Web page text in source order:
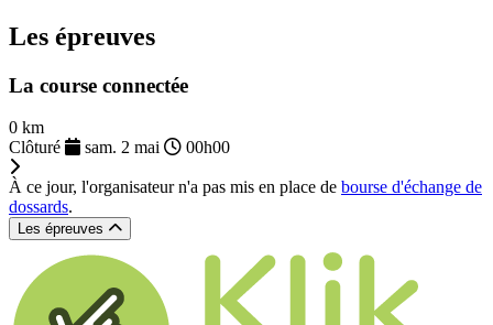
Les épreuves
La course connectée
0 km
Clôturé
sam. 2 mai 00h00
À ce jour, l'organisateur n'a pas mis en place de bourse d'échange de
dossards.
Les épreuves